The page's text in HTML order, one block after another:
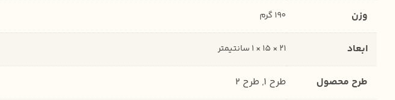
وزن 190 گرم
ابعاد 21 × 15 × 1 سانتیمتر
طرح محصول طرح 1, طرح 2